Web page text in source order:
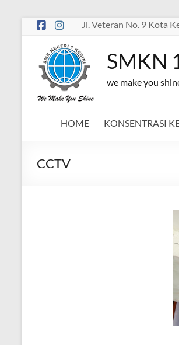
Skip
content
Jl. Veteran No. 9 Kota
SMKN
we make you
HOME KONSENTRASI
CCTV